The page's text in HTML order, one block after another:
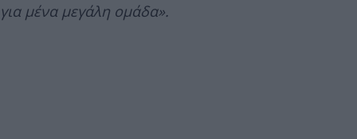
για μένα μεγάλη ομάδα».